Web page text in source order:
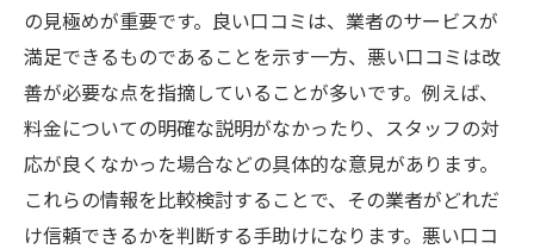
の見極めが重要です。良い口コミは、業者のサービスが
満足できるものであることを示す一方、悪い口コミは改
善が必要な点を指摘していることが多いです。例えば、
料金についての明確な説明がなかったり、スタッフの対
応が良くなかった場合などの具体的な意見があります。
これらの情報を比較検討することで、その業者がどれだ
け信頼できるかを判断する手助けになります。悪い口コ